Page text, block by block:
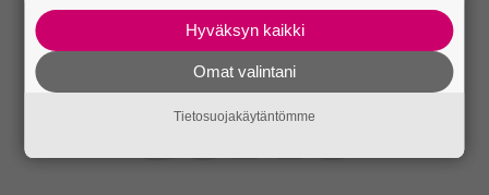
Hyväksyn kaikki
Omat valintani
Tietosuojakäytäntömme